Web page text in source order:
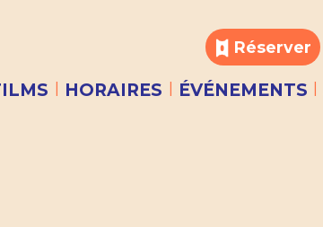
Réserver
| HORAIRES | ÉVÉNEMENTS |